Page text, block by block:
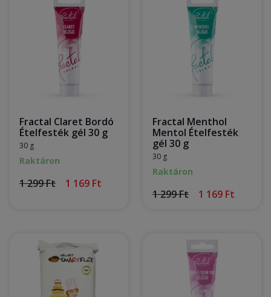
Fractal Claret Bordó
Ételfesték gél 30 g
30 g
Raktáron
1 299 Ft 1 169 Ft
Fractal Menthol
Mentol Ételfesték
gél 30 g
30 g
Raktáron
1 299 Ft 1 169 Ft